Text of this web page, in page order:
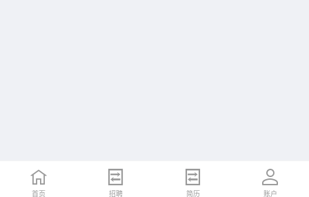
首页 招聘 简历 账户